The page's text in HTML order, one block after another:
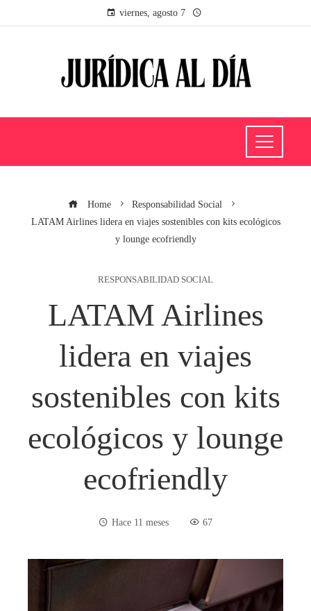
viernes, agosto 7
Home
Responsabilidad Social
LATAM Airlines lidera en viajes sostenibles con kits ecológicos
y lounge ecofriendly
RESPONSABILIDAD SOCIAL
LATAM Airlines
lidera en viajes
sostenibles con kits
ecológicos y lounge
ecofriendly
Hace 11 meses 67